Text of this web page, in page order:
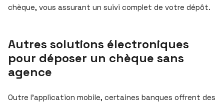
chèque, vous assurant un suivi complet de votre dépôt.
Autres solutions électroniques
pour déposer un chèque sans
agence
Outre l’application mobile, certaines banques offrent des